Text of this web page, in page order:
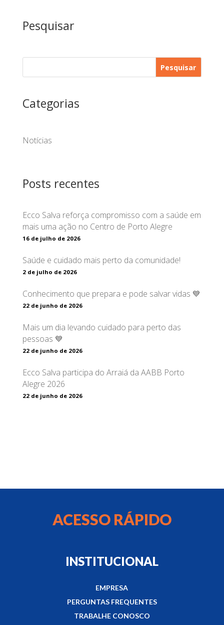
Pesquisar
Pesquisar
Categorias
Notícias
Posts recentes
Ecco Salva reforça compromisso com a saúde em
mais uma ação no Centro de Porto Alegre
16 de julho de 2026
Saúde e cuidado mais perto da comunidade!
2 de julho de 2026
Conhecimento que prepara e pode salvar vidas 💙
22 de junho de 2026
Mais um dia levando cuidado para perto das
pessoas 💙
22 de junho de 2026
Ecco Salva participa do Arraiá da AABB Porto
Alegre 2026
22 de junho de 2026
ACESSO RÁPIDO
INSTITUCIONAL
EMPRESA
PERGUNTAS FREQUENTES
TRABALHE CONOSCO